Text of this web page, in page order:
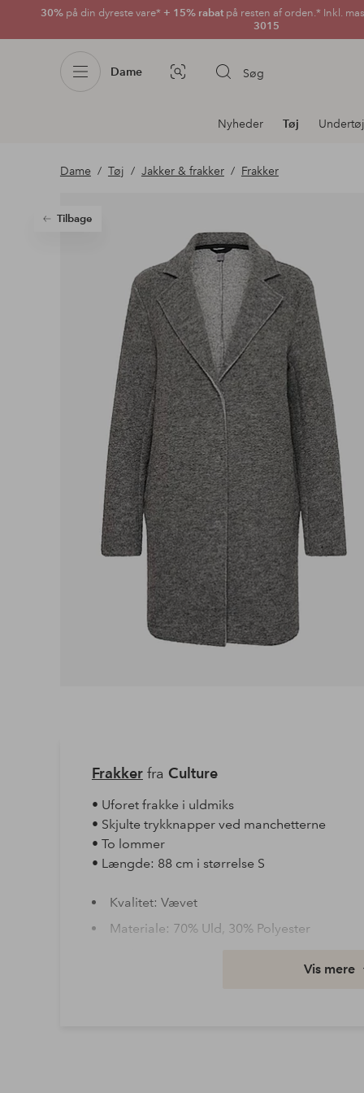
30% på din dyreste vare* + 15% rabatpå resten af orden.* Inkl.
3015
Dame Billedsøgning Søg
Afdelningsnavigation
Nyheder Tøj Undertøj
Dame Tøj Jakker & frakker Frakker
Tilbage
Frakkerfra Culture
• Uforet frakke i uldmiks
• Skjulte trykknapper ved manchetterne
• To lommer
• Længde: 88 cm i størrelse S
Kvalitet: Vævet
Materiale: 70% Uld, 30% Polyester
Vis mere